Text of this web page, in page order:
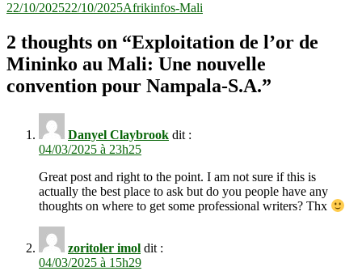
22/10/202522/10/2025Afrikinfos-Mali
2 thoughts on “Exploitation de l’or de
Mininko au Mali: Une nouvelle
convention pour Nampala-S.A.”
Danyel Claybrook dit :
04/03/2025 à 23h25
Great post and right to the point. I am not sure if this is
actually the best place to ask but do you people have any
thoughts on where to get some professional writers? Thx
zoritoler imol dit :
04/03/2025 à 15h29